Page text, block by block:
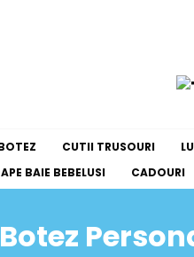
CUTII TRUSOURI
BAIE BEBELUSI CADOURI